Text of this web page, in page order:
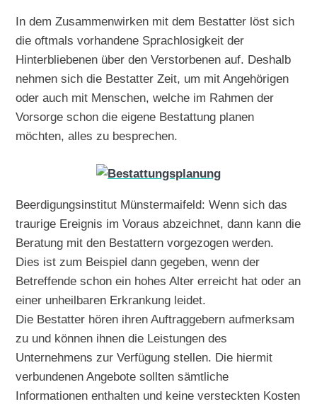
In dem Zusammenwirken mit dem Bestatter löst sich
die oftmals vorhandene Sprachlosigkeit der
Hinterbliebenen über den Verstorbenen auf. Deshalb
nehmen sich die Bestatter Zeit, um mit Angehörigen
oder auch mit Menschen, welche im Rahmen der
Vorsorge schon die eigene Bestattung planen
möchten, alles zu besprechen.
Beerdigungsinstitut Münstermaifeld: Wenn sich das
traurige Ereignis im Voraus abzeichnet, dann kann die
Beratung mit den Bestattern vorgezogen werden.
Dies ist zum Beispiel dann gegeben, wenn der
Betreffende schon ein hohes Alter erreicht hat oder an
einer unheilbaren Erkrankung leidet.
Die Bestatter hören ihren Auftraggebern aufmerksam
zu und können ihnen die Leistungen des
Unternehmens zur Verfügung stellen. Die hiermit
verbundenen Angebote sollten sämtliche
Informationen enthalten und keine versteckten Kosten